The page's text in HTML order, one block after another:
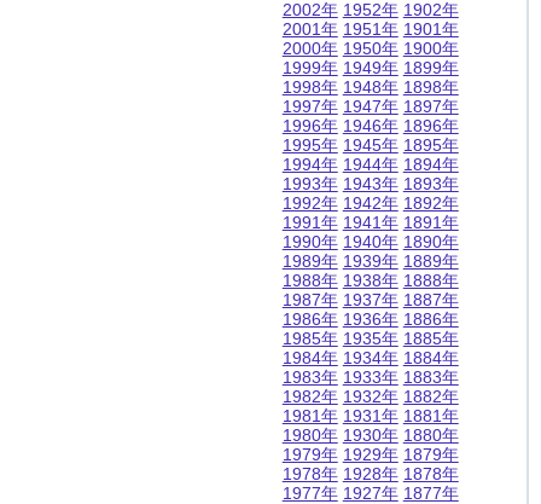
2002年
2001年
2000年
1999年
1998年
1997年
1996年
1995年
1994年
1993年
1992年
1991年
1990年
1989年
1988年
1987年
1986年
1985年
1984年
1983年
1982年
1981年
1980年
1979年
1978年
1977年
1952年
1951年
1950年
1949年
1948年
1947年
1946年
1945年
1944年
1943年
1942年
1941年
1940年
1939年
1938年
1937年
1936年
1935年
1934年
1933年
1932年
1931年
1930年
1929年
1928年
1927年
1902年
1901年
1900年
1899年
1898年
1897年
1896年
1895年
1894年
1893年
1892年
1891年
1890年
1889年
1888年
1887年
1886年
1885年
1884年
1883年
1882年
1881年
1880年
1879年
1878年
1877年